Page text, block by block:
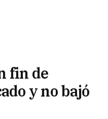
fin de
y no bajó